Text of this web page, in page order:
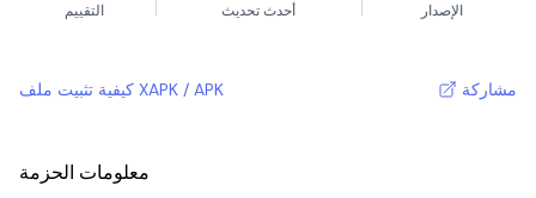
التقييم أحدث تحديث الإصدار
كيفية تثبيت ملف XAPK / APK مشاركة
معلومات الحزمة